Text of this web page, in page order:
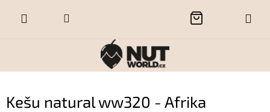
NÁKUPNÍ
Kešu natural ww320 - Afrika